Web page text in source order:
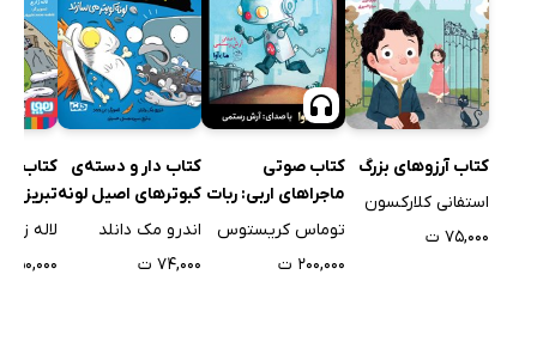
کتاب آرزوهای بزرگ
استفانی کلارکسون
۷۵,۰۰۰ ت
کتاب صوتی
ماجراهای اربی: ربات
کوچولو فرار می‌کند
توماس کریستوس
۲۰۰,۰۰۰ ت
کتاب دار و دسته‌ی
کبوترهای اصیل لونه
کوپتر می‌سازند
اندرو مک دانلد
۷۴,۰۰۰ ت
کتاب
تبریز
لاله زارع
۵۰,۰۰۰ ت